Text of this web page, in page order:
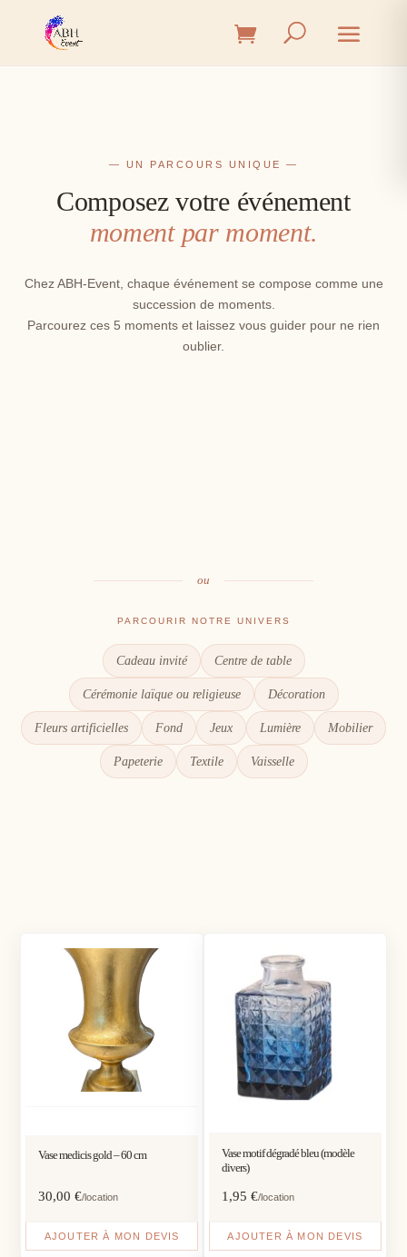
— UN PARCOURS UNIQUE —
Composez votre événement
moment par moment.
Chez ABH-Event, chaque événement se compose comme une
succession de moments.
Parcourez ces 5 moments et laissez vous guider pour ne rien
oublier.
ou
PARCOURIR NOTRE UNIVERS
Cadeau invité Centre de table
Cérémonie laïque ou religieuse Décoration
Fleurs artificielles Fond Jeux Lumière Mobilier
Papeterie Textile Vaisselle
Vase medicis gold – 60 cm
30,00€/location
AJOUTER À MON DEVIS
Vase motif dégradé bleu (modèle
divers)
1,95 €/location
AJOUTER À MON DEVIS